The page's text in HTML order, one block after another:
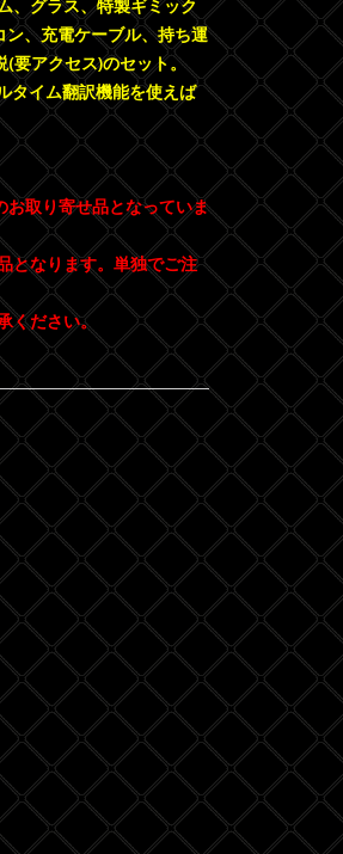
、グラス、特製ギミック
、充電ケーブル、持ち運
(要アクセス)のセット。
イム翻訳機能を使えば
取り寄せ品となっていま
となります。単独でご注
ください。